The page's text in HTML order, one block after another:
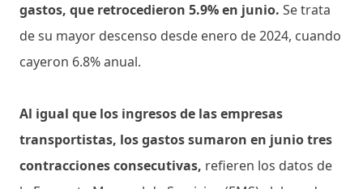
gastos, que retrocedieron 5.9% en junio. Se trata
de su mayor descenso desde enero de 2024, cuando
cayeron 6.8% anual.
Al igual que los ingresos de las empresas
transportistas, los gastos sumaron en junio tres
contracciones consecutivas, refieren los datos de